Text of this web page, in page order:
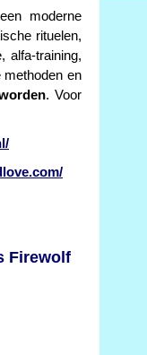
moderne
rituelen,
alfa-training,
methoden en
. Voor
Firewolf